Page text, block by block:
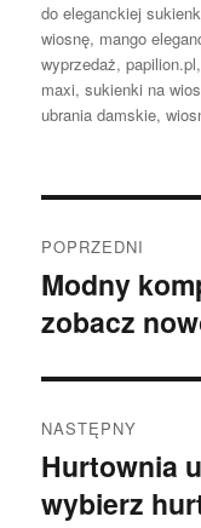
do eleganckiej
wiosnę, mango
wyprzedaż,papilion.pl
maxi,sukienki na
ubrania damskie,
wpisu
POPRZEDNI
Poprzedni
wpis:
Modny
zobacz
NASTĘPNY
Następny
wpis:
Hurtownia
wybierz